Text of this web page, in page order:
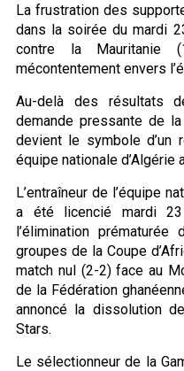
La frustration des
dans la soirée du mardi
contre la Mauritanie
mécontentement envers
Au-delà des résultats
demande pressante de
devient le symbole d’un
équipe nationale d’Algérie
L’entraîneur de l’équipe
a été licencié mardi
l’élimination
groupes de la Coupe
match nul (2-2) face au
de la Fédération
annoncé la dissolution
Stars.
Le sélectionneur de la